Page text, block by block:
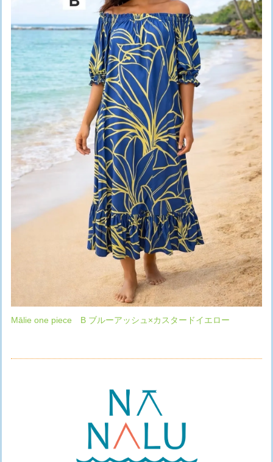
Mālie one piece B ブルーアッシュ×カスタードイエロー